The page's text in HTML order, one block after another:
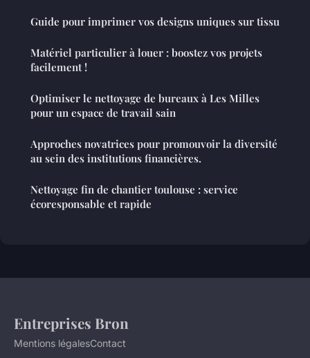
Guide pour imprimer vos designs uniques sur tissu
Matériel particulier à louer : boostez vos projets
facilement !
Optimiser le nettoyage de bureaux à Les Milles
pour un espace de travail sain
Approches novatrices pour promouvoir la diversité
au sein des institutions financières.
Nettoyage fin de chantier toulouse : service
écoresponsable et rapide
Entreprises Bron
Mentions légalesContact